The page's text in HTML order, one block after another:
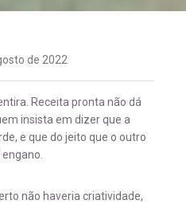
de 2022
Receita pronta não dá
insista em dizer que a
e que do jeito que o outro
não haveria criatividade,